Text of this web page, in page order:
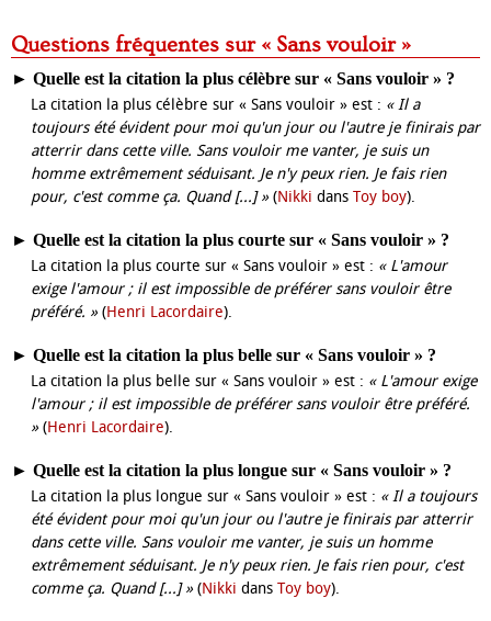
Questions fréquentes sur « Sans vouloir »
► Quelle est la citation la plus célèbre sur « Sans vouloir » ?
La citation la plus célèbre sur « Sans vouloir » est : « Il a
toujours été évident pour moi qu'un jour ou l'autre je finirais par
atterrir dans cette ville. Sans vouloir me vanter, je suis un
homme extrêmement séduisant. Je n'y peux rien. Je fais rien
pour, c'est comme ça. Quand [...] »(Nikki dans Toy boy).
► Quelle est la citation la plus courte sur « Sans vouloir » ?
La citation la plus courte sur « Sans vouloir » est : « L'amour
exige l'amour ; il est impossible de préférer sans vouloir être
préféré. »(Henri Lacordaire).
► Quelle est la citation la plus belle sur « Sans vouloir » ?
La citation la plus belle sur « Sans vouloir » est : « L'amour exige
l'amour ; il est impossible de préférer sans vouloir être préféré.
»(Henri Lacordaire).
► Quelle est la citation la plus longue sur « Sans vouloir » ?
La citation la plus longue sur « Sans vouloir » est : « Il a toujours
été évident pour moi qu'un jour ou l'autre je finirais par atterrir
dans cette ville. Sans vouloir me vanter, je suis un homme
extrêmement séduisant. Je n'y peux rien. Je fais rien pour, c'est
comme ça. Quand [...] »(Nikki dans Toy boy).